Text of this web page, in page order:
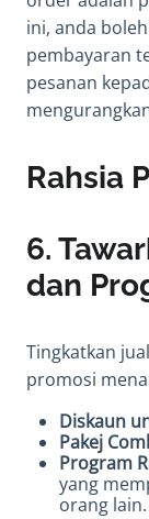
ini, anda
pembayaran
pesanan
Rahsia
6.
dan
Tingkatkan
promosi
Diskaun
Pakej
Program
yang
orang lain.